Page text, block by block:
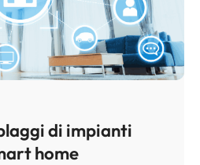
di impianti
home